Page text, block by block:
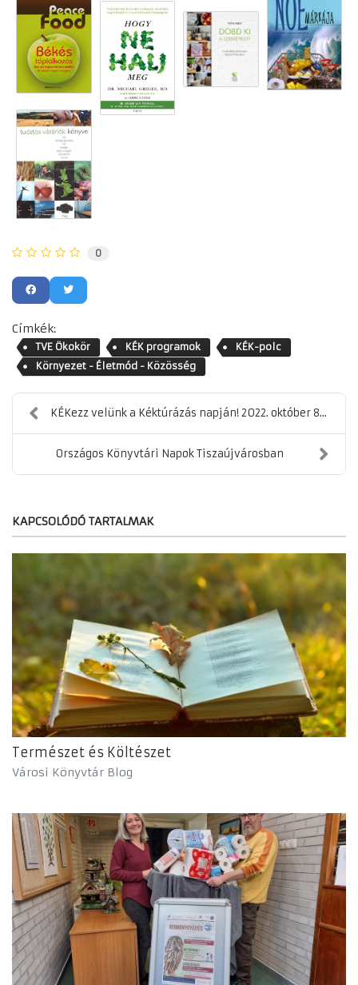
0
Címkék:
TVE Ökokör KÉK programok
KÉK-polc
Környezet - Életmód - Közösség
KÉKezz velünk a Kéktúrázás napján! 2022. október 8...
Országos Könyvtári Napok Tiszaújvárosban
KAPCSOLÓDÓ TARTALMAK
Természet és Költészet
Városi Könyvtár Blog